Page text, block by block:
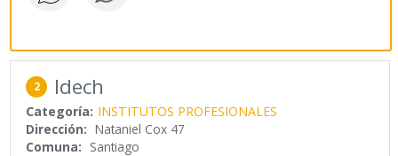
2 Idech
Categoría: INSTITUTOS PROFESIONALES
Dirección: Nataniel Cox 47
Comuna: Santiago